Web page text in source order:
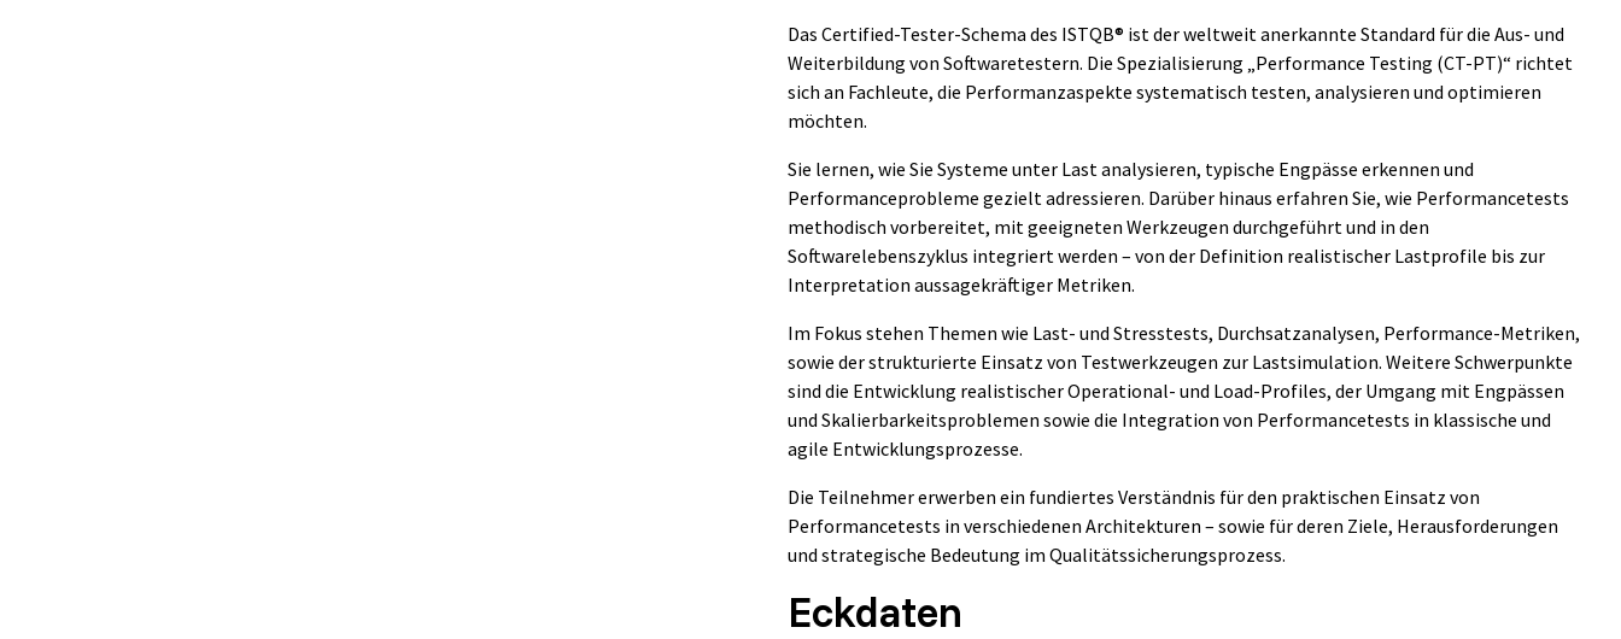
Das Certified-Tester-Schema des ISTQB® ist der weltweit anerkannte Standard für die Aus- und
Weiterbildung von Softwaretestern. Die Spezialisierung „Performance Testing (CT‑PT)“ richtet
sich an Fachleute, die Performanzaspekte systematisch testen, analysieren und optimieren
möchten.
Sie lernen, wie Sie Systeme unter Last analysieren, typische Engpässe erkennen und
Performanceprobleme gezielt adressieren. Darüber hinaus erfahren Sie, wie Performancetests
methodisch vorbereitet, mit geeigneten Werkzeugen durchgeführt und in den
Softwarelebenszyklus integriert werden – von der Definition realistischer Lastprofile bis zur
Interpretation aussagekräftiger Metriken.
Im Fokus stehen Themen wie Last- und Stresstests, Durchsatzanalysen, Performance-Metriken,
sowie der strukturierte Einsatz von Testwerkzeugen zur Lastsimulation. Weitere Schwerpunkte
sind die Entwicklung realistischer Operational- und Load-Profiles, der Umgang mit Engpässen
und Skalierbarkeitsproblemen sowie die Integration von Performancetests in klassische und
agile Entwicklungsprozesse.
Die Teilnehmer erwerben ein fundiertes Verständnis für den praktischen Einsatz von
Performancetests in verschiedenen Architekturen – sowie für deren Ziele, Herausforderungen
und strategische Bedeutung im Qualitätssicherungsprozess.
Eckdaten